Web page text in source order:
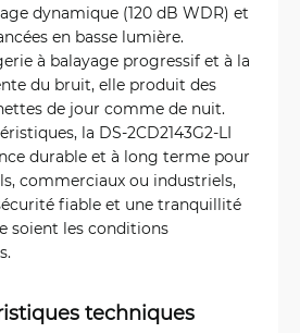
dynamique (120 dB WDR) et
en basse lumière.
à balayage progressif et à la
du bruit, elle produit des
de jour comme de nuit.
la DS‑2CD2143G2‑LI
durable et à long terme pour
commerciaux ou industriels,
fiable et une tranquillité
soient les conditions
techniques